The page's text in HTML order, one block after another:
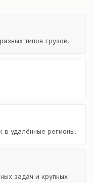
типов грузов.
в удалённые регионы.
задач и крупных